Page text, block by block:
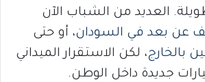
العديد من الشباب الآن
عن بعد في السودان، أو حتى
بالخارج، لكن الاستقرار الميداني
جديدة داخل الوطن.